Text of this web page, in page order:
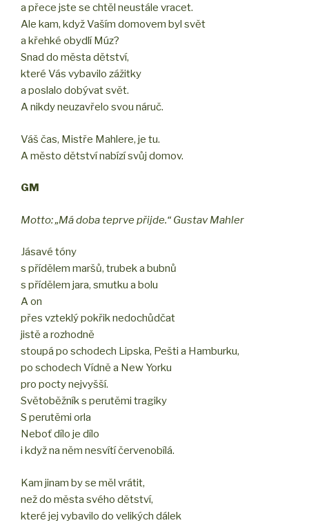
a přece jste se chtěl neustále vracet.
Ale kam, když Vaším domovem byl svět
a křehké obydlí Múz?
Snad do města dětství,
které Vás vybavilo zážitky
a poslalo dobývat svět.
A nikdy neuzavřelo svou náruč.
Váš čas, Mistře Mahlere, je tu.
A město dětství nabízí svůj domov.
GM
Motto: „Má doba teprve přijde.“ Gustav Mahler
Jásavé tóny
s přídělem maršů, trubek a bubnů
s přídělem jara, smutku a bolu
A on
přes vzteklý pokřik nedochůdčat
jistě a rozhodně
stoupá po schodech Lipska, Pešti a Hamburku,
po schodech Vídně a New Yorku
pro pocty nejvyšší.
Světoběžník s perutěmi tragiky
S perutěmi orla
Neboť dílo je dílo
i když na něm nesvítí červenobílá.
Kam jinam by se měl vrátit,
než do města svého dětství,
které jej vybavilo do velikých dálek